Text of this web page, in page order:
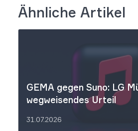
Ähnliche Artikel
GEMA gegen Suno: LG
wegweisendes Urteil
31.07.2026